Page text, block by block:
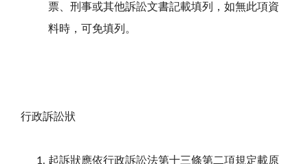
票、刑事或其他訴訟文書記載填列，如無此項資
料時，可免填列。
行政訴訟狀
起訴狀應依行政訴訟法第十三條第二項規定載原